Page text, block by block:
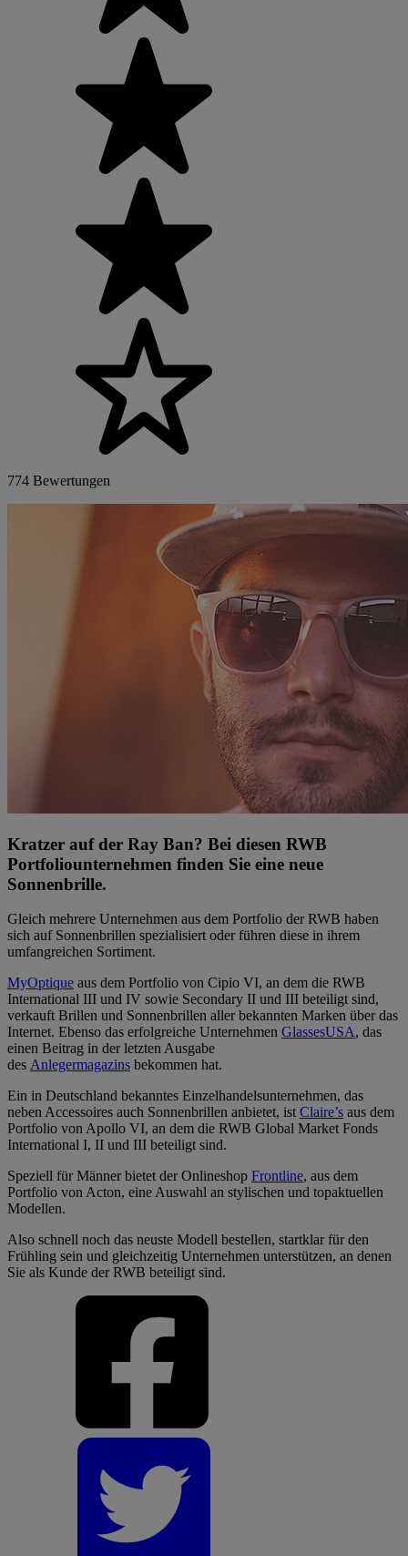
774 Bewertungen
Kratzer auf der Ray Ban? Bei diesen RWB
Portfoliounternehmen finden Sie eine neue
Sonnenbrille.
Gleich mehrere Unternehmen aus dem Portfolio der RWB haben
sich auf Sonnenbrillen spezialisiert oder führen diese in ihrem
umfangreichen Sortiment.
MyOptique aus dem Portfolio von Cipio VI, an dem die RWB
International III und IV sowie Secondary II und III beteiligt sind,
verkauft Brillen und Sonnenbrillen aller bekannten Marken über das
Internet. Ebenso das erfolgreiche Unternehmen GlassesUSA, das
einen Beitrag in der letzten Ausgabe
des Anlegermagazins bekommen hat.
Ein in Deutschland bekanntes Einzelhandelsunternehmen, das
neben Accessoires auch Sonnenbrillen anbietet, ist Claire’s aus dem
Portfolio von Apollo VI, an dem die RWB Global Market Fonds
International I, II und III beteiligt sind.
Speziell für Männer bietet der Onlineshop Frontline, aus dem
Portfolio von Acton, eine Auswahl an stylischen und topaktuellen
Modellen.
Also schnell noch das neuste Modell bestellen, startklar für den
Frühling sein und gleichzeitig Unternehmen unterstützen, an denen
Sie als Kunde der RWB beteiligt sind.